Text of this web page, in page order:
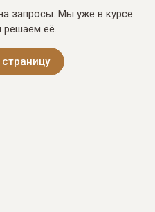
запросы. Мы уже в курсе
её.